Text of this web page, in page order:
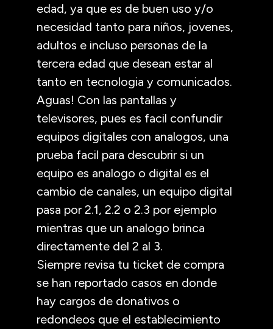
edad, ya que es de buen uso y/o
necesidad tanto para niños, jovenes,
adultos e incluso personas de la
tercera edad que desean estar al
tanto en tecnologia y comunicados.
Aguas! Con las pantallas y
televisores, pues es facil confundir
equipos digitales con analogos, una
prueba facil para descubrir si un
equipo es analogo o digital es el
cambio de canales, un equipo digital
pasa por 2.1, 2.2 o 2.3 por ejemplo
mientras que un analogo brinca
directamente del 2 al 3.
Siempre revisa tu ticket de compra
se han reportado casos en donde
hay cargos de donativos o
redondeos que el establecimiento